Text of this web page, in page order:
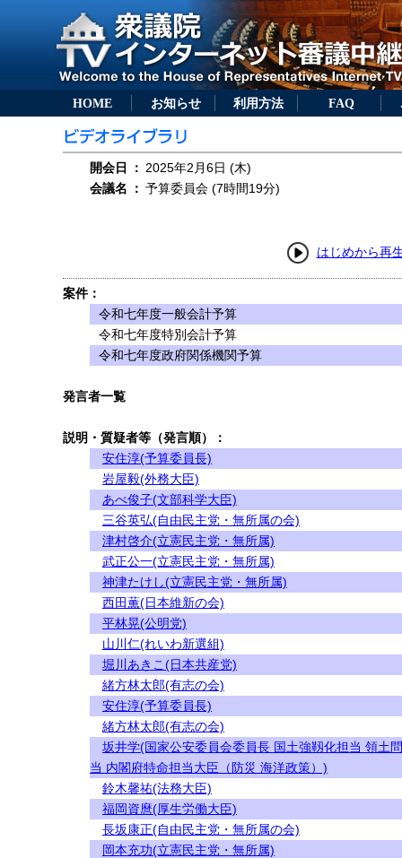
HOME お知らせ 利用方法 FAQ
開会日 ： 2025年2月6日 (木)
会議名
： 予算委員会 (7時間19分)
はじめから再
案件：
令和七年度一般会計予算
令和七年度特別会計予算
令和七年度政府関係機関予算
発言者一覧
説明・質疑者等（発言順）：
安住淳(予算委員長)
岩屋毅(外務大臣)
あべ俊子(文部科学大臣)
三谷英弘(自由民主党・無所属の会)
津村啓介(立憲民主党・無所属)
武正公一(立憲民主党・無所属)
神津たけし(立憲民主党・無所属)
西田薫(日本維新の会)
平林晃(公明党)
山川仁(れいわ新選組)
堀川あきこ(日本共産党)
緒方林太郎(有志の会)
安住淳(予算委員長)
緒方林太郎(有志の会)
坂井学(国家公安委員会委員長 国土強靱化担当 領土
当 内閣府特命担当大臣（防災 海洋政策）)
鈴木馨祐(法務大臣)
福岡資麿(厚生労働大臣)
長坂康正(自由民主党・無所属の会)
岡本充功(立憲民主党・無所属)